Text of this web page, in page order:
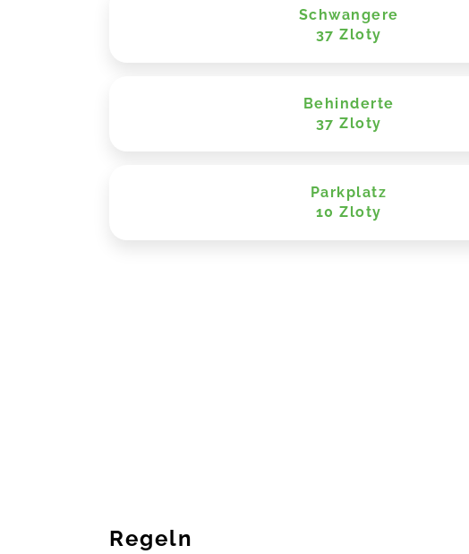
Schwangere
37 Zloty
Behinderte
37 Zloty
Parkplatz
10 Zloty
Regeln